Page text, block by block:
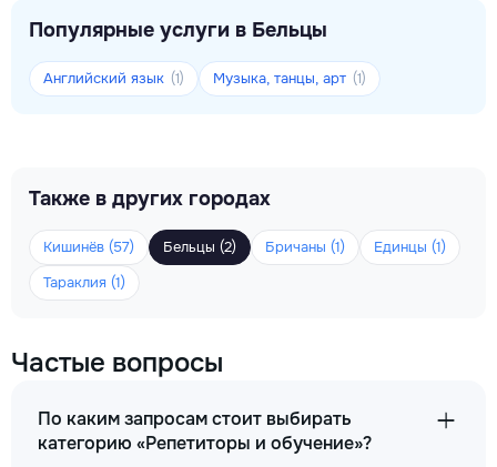
Популярные услуги в Бельцы
Английский язык (1) Музыка, танцы, арт (1)
Также в других городах
Кишинёв (57) Бельцы (2) Бричаны (1)
Единцы (1)
Тараклия (1)
Частые вопросы
По каким запросам стоит выбирать
категорию «Репетиторы и обучение»?